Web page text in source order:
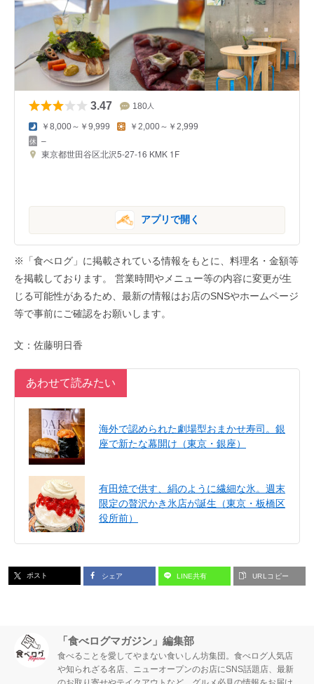
3.47 180 人
￥8,000～￥9,999 ￥2,000～￥2,999
–
東京都世田谷区北沢5-27-16 KMK 1F
アプリで開く
※「食べログ」に掲載されている情報をもとに、料理名・金額等
を掲載しております。 営業時間やメニュー等の内容に変更が生
じる可能性があるため、最新の情報はお店のSNSやホームページ
等で事前にご確認をお願いします。
文：佐藤明日香
あわせて読みたい
海外で認められた劇場型おまかせ寿司。銀
座で新たな幕開け（東京・銀座）
有田焼で供す、絹のように繊細な氷。週末
限定の贅沢かき氷店が誕生（東京・板橋区
役所前）
ポスト シェア LINE共有 URLコピー
「食べログマガジン」編集部
食べることを愛してやまない食いしん坊集団。食べログ人気店
や知られざる名店、ニューオープンのお店にSNS話題店、最新